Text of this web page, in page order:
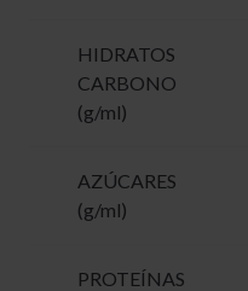
HIDRATOS
CARBONO
(g/ml)
AZÚCARES
(g/ml)
PROTEÍNAS